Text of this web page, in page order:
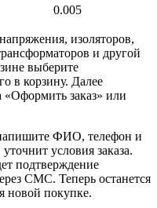
0.005
изоляторов,
и другой
выберите
в корзину. Далее
заказ» или
ФИО, телефон и
условия заказа.
подтверждение
СМС. Теперь останется
новой покупке.